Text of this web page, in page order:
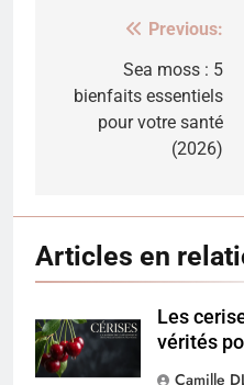
Navigation
l’article
Previous:
Sea moss : 5
bienfaits essentiels
pour votre santé
(2026)
Articles en
Les
vérités
Camille